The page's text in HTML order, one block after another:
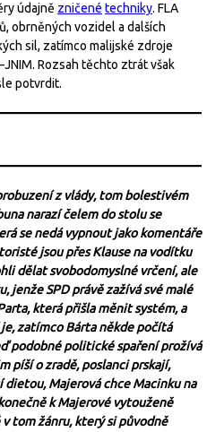
údajně zničené techniky. FLA
obrněných vozidel a dalších
sil, zatímco malijské zdroje
Rozsah těchto ztrát však
potvrdit.
z vlády, tom bolestivém
narazí čelem do stolu se
se nedá vypnout jako komentáře
jsou přes Klause na vodítku
dělat svobodomyslné vrčení, ale
jenže SPD právě zažívá své malé
která přišla měnit systém, a
zatímco Bárta někde počítá
podobné politické spaření prožívá
píší o zradě, poslanci prskají,
dietou, Majerová chce Macinku na
k Majerové vytouženě
tom žánru, který si původně